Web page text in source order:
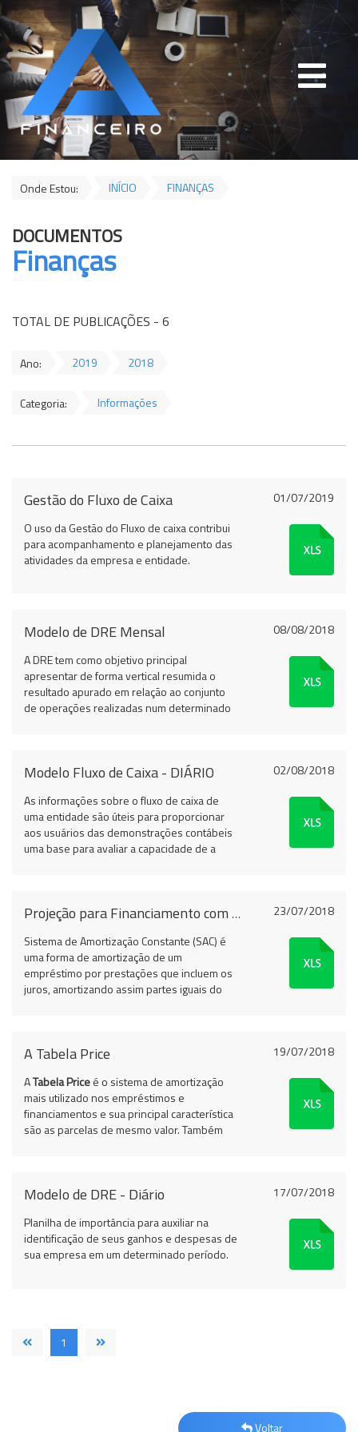
Onde Estou: INÍCIO FINANÇAS
DOCUMENTOS
Finanças
TOTAL DE PUBLICAÇÕES - 6
Ano: 2019 2018
Categoria: Informações
01/07/2019
Gestão do Fluxo de Caixa
O uso da Gestão do Fluxo de caixa contribui
para acompanhamento e planejamento das
atividades da empresa e entidade.
08/08/2018
Modelo de DRE Mensal
A DRE tem como objetivo principal
apresentar de forma vertical resumida o
resultado apurado em relação ao conjunto
de operações realizadas num determinado
02/08/2018
Modelo Fluxo de Caixa - DIÁRIO
As informações sobre o fluxo de caixa de
uma entidade são úteis para proporcionar
aos usuários das demonstrações contábeis
uma base para avaliar a capacidade de a
23/07/2018
Projeção para Financiamento com uso da TABELA SAC
Sistema de Amortização Constante (SAC) é
uma forma de amortização de um
empréstimo por prestações que incluem os
juros, amortizando assim partes iguais do
19/07/2018
A Tabela Price
ATabela Priceé o sistema de amortização
mais utilizado nos empréstimos e
financiamentos e sua principal característica
são as parcelas de mesmo valor. Também
17/07/2018
Modelo de DRE - Diário
Planilha de importância para auxiliar na
identificação de seus ganhos e despesas de
sua empresa em um determinado período.
1
Voltar